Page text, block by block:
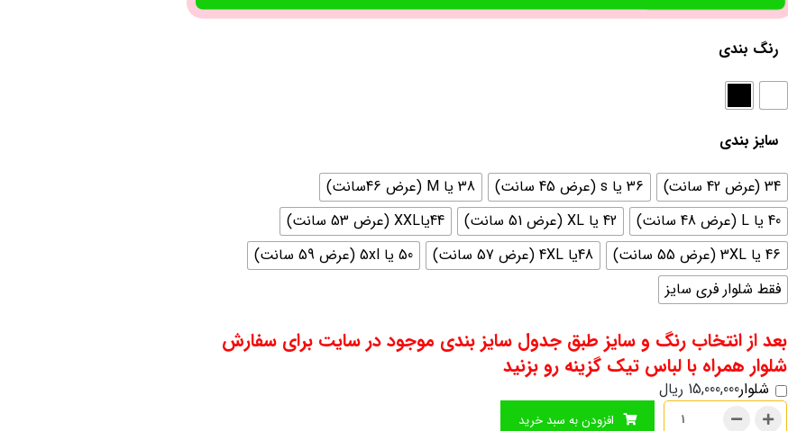
رنگ بندی
سایز بندی
34 (عرض 42 سانت) 36 یا s (عرض 45 سانت)
38 یا M (عرض 46سانت)
40 یا L (عرض 48 سانت)
42 یا XL (عرض 51 سانت)
44یاXXL (عرض 53 سانت)
46 یا 3XL (عرض 55 سانت)
48یا 4XL (عرض 57 سانت)
50 یا 5xl (عرض 59 سانت)
فقط شلوار فری سایز
بعد از انتخاب رنگ و سایز طبق جدول سایز بندی موجود در سایت برای سفارش
شلوار همراه با لباس تیک گزینه رو بزنید
شلوار15,000,000 ریال
افزودن به سبد خرید